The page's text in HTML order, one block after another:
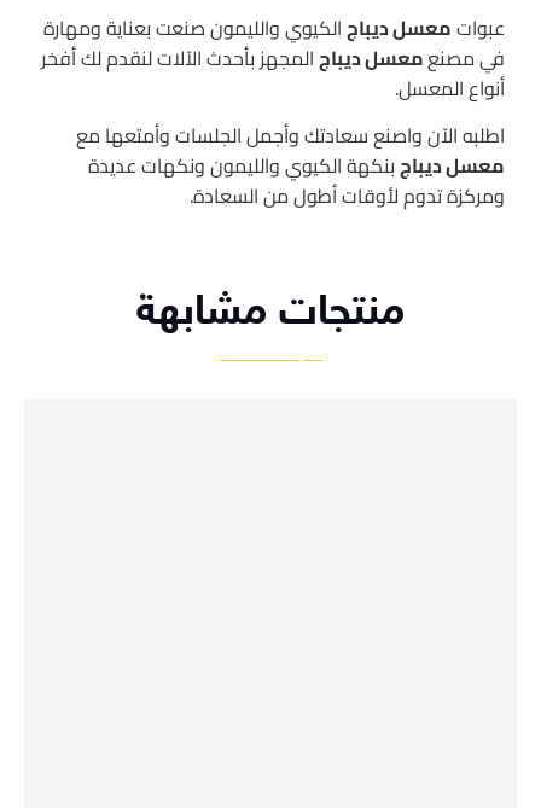
عبواتمعسل ديباجالكيوي والليمون صنعت بعناية ومهارة
في مصنعمعسل ديباجالمجهز بأحدث الآلات لنقدم لك أفخر
أنواع المعسل.
اطلبه الآن واصنع سعادتك وأجمل الجلسات وأمتعها مع
معسل ديباجبنكهة الكيوي والليمون ونكهات عديدة
ومركزة تدوم لأوقات أطول من السعادة.
منتجات مشابهة